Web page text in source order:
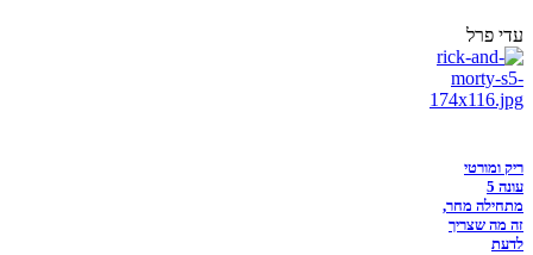
עדי פרל
ריק ומורטי
עונה 5
מתחילה מחר,
זה מה שצריך
לדעת